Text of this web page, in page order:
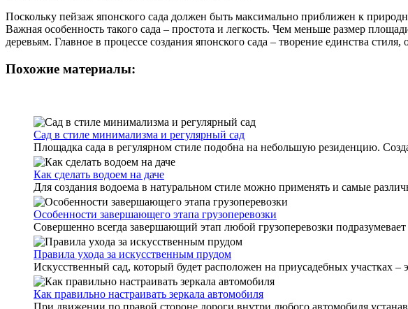
Поскольку пейзаж японского сада должен быть максимально приближен к
Важная особенность такого сада – простота и легкость. Чем меньше размер
деревьям. Главное в процессе создания японского сада – творение единства
Похожие материалы:
Сад в стиле минимализма и регулярный сад
Площадка сада в регулярном стиле подобна на небольшую резиденцию.
Как сделать водоем на даче
Для создания водоема в натуральном стиле можно применять и самые
Особенности завершающего этапа грузоперевозки
Совершенно всегда завершающий этап любой грузоперевозки
Правила ухода за искусственным прудом
Искусственный сад, который будет расположен на приусадебных участках
Как правильно настраивать зеркала автомобиля
При движении по правой стороне дороги внутри любого автомобиля